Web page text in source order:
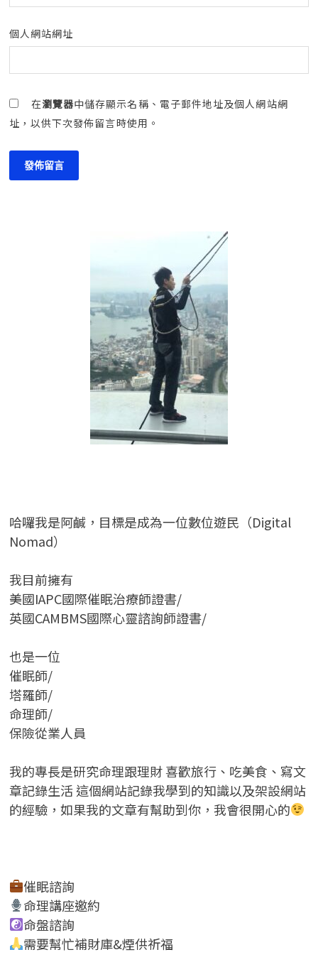
個人網站網址
在瀏覽器中儲存顯示名稱、電子郵件地址及個人網站網
址，以供下次發佈留言時使用。
哈囉我是阿鹹，目標是成為一位數位遊民（Digital
Nomad）
我目前擁有
美國IAPC國際催眠治療師證書/
英國CAMBMS國際心靈諮詢師證書/
也是一位
催眠師/
塔羅師/
命理師/
保險從業人員
我的專長是研究命理跟理財 喜歡旅行、吃美食、寫文
章記錄生活 這個網站記錄我學到的知識以及架設網站
的經驗，如果我的文章有幫助到你，我會很開心的
催眠諮詢
命理講座邀約
命盤諮詢
需要幫忙補財庫&煙供祈福